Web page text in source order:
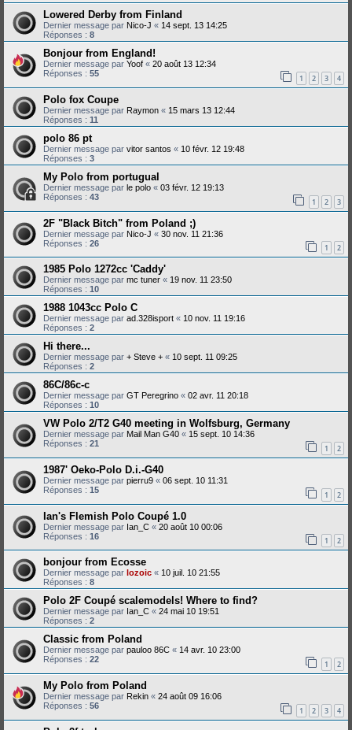
Lowered Derby from Finland
Dernier message par Nico-J « 14 sept. 13 14:25
Réponses : 8
Bonjour from England!
Dernier message par Yoof « 20 août 13 12:34
Réponses : 55 1 2 3 4
Polo fox Coupe
Dernier message par Raymon « 15 mars 13 12:44
Réponses : 11
polo 86 pt
Dernier message par vitor santos « 10 févr. 12 19:48
Réponses : 3
My Polo from portugual
Dernier message par le polo « 03 févr. 12 19:13
Réponses : 43 1 2 3
2F "Black Bitch" from Poland ;)
Dernier message par Nico-J « 30 nov. 11 21:36
Réponses : 26 1 2
1985 Polo 1272cc 'Caddy'
Dernier message par mc tuner « 19 nov. 11 23:50
Réponses : 10
1988 1043cc Polo C
Dernier message par ad.328isport « 10 nov. 11 19:16
Réponses : 2
Hi there...
Dernier message par + Steve + « 10 sept. 11 09:25
Réponses : 2
86C/86c-c
Dernier message par GT Peregrino « 02 avr. 11 20:18
Réponses : 10
VW Polo 2/T2 G40 meeting in Wolfsburg, Germany
Dernier message par Mail Man G40 « 15 sept. 10 14:36
Réponses : 21 1 2
1987' Oeko-Polo D.i.-G40
Dernier message par pierru9 « 06 sept. 10 11:31
Réponses : 15 1 2
Ian's Flemish Polo Coupé 1.0
Dernier message par Ian_C « 20 août 10 00:06
Réponses : 16 1 2
bonjour from Ecosse
Dernier message par lozoic « 10 juil. 10 21:55
Réponses : 8
Polo 2F Coupé scalemodels! Where to find?
Dernier message par Ian_C « 24 mai 10 19:51
Réponses : 2
Classic from Poland
Dernier message par pauloo 86C « 14 avr. 10 23:00
Réponses : 22 1 2
My Polo from Poland
Dernier message par Rekin « 24 août 09 16:06
Réponses : 56 1 2 3 4